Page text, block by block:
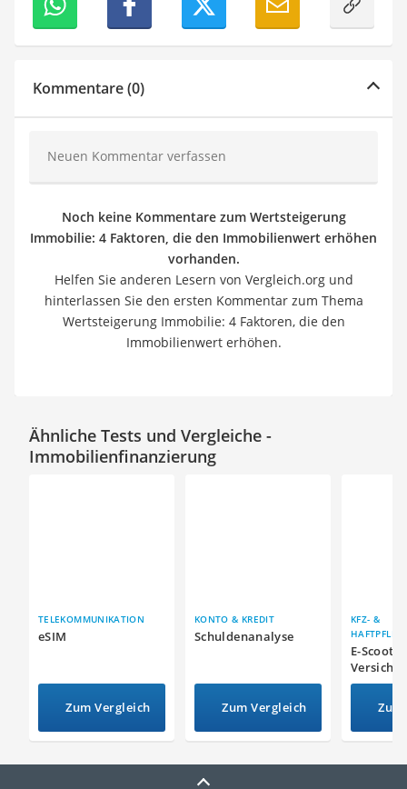
Kommentare (0)
Neuen Kommentar verfassen
Noch keine Kommentare zum Wertsteigerung
Immobilie: 4 Faktoren, die den Immobilienwert erhöhen
vorhanden.
Helfen Sie anderen Lesern von Vergleich.org und
hinterlassen Sie den ersten Kommentar zum Thema
Wertsteigerung Immobilie: 4 Faktoren, die den
Immobilienwert erhöhen.
Ähnliche Tests und Vergleiche -
Immobilienfinanzierung
TELEKOMMUNIKATION
eSIM
Zum Vergleich
KONTO & KREDIT
Schuldenanalyse
Zum Vergleich
KFZ- &
NGEN
E-